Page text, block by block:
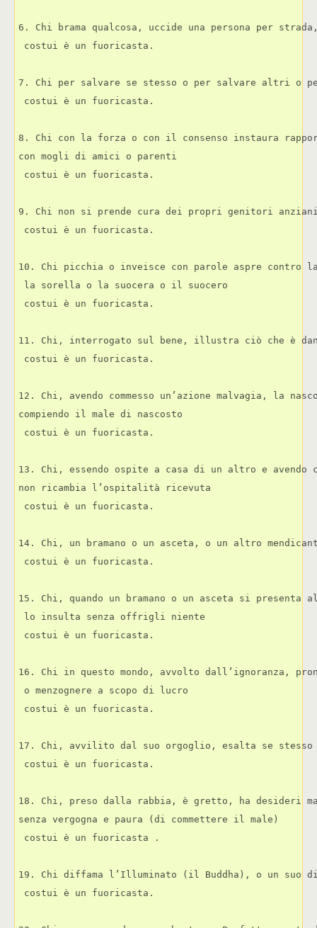
6. Chi brama qualcosa, uccide una persona per
costui è un fuoricasta.
7. Chi per salvare se stesso o per salvare altri
costui è un fuoricasta.
8. Chi con la forza o con il consenso instaura
con mogli di amici o parenti
costui è un fuoricasta.
9. Chi non si prende cura dei propri genitori
costui è un fuoricasta.
10. Chi picchia o inveisce con parole aspre
la sorella o la suocera o il suocero
costui è un fuoricasta.
11. Chi, interrogato sul bene, illustra ciò che è
costui è un fuoricasta.
12. Chi, avendo commesso un’azione malvagia, la
compiendo il male di nascosto
costui è un fuoricasta.
13. Chi, essendo ospite a casa di un altro e avendo
non ricambia l’ospitalità ricevuta
costui è un fuoricasta.
14. Chi, un bramano o un asceta, o un altro
costui è un fuoricasta.
15. Chi, quando un bramano o un asceta si
lo insulta senza offrigli niente
costui è un fuoricasta.
16. Chi in questo mondo, avvolto dall’ignoranza,
o menzognere a scopo di lucro
costui è un fuoricasta.
17. Chi, avvilito dal suo orgoglio, esalta se
costui è un fuoricasta.
18. Chi, preso dalla rabbia, è gretto, ha desideri
senza vergogna e paura (di commettere il male)
costui è un fuoricasta .
19. Chi diffama l’Illuminato (il Buddha), o un suo
costui è un fuoricasta.